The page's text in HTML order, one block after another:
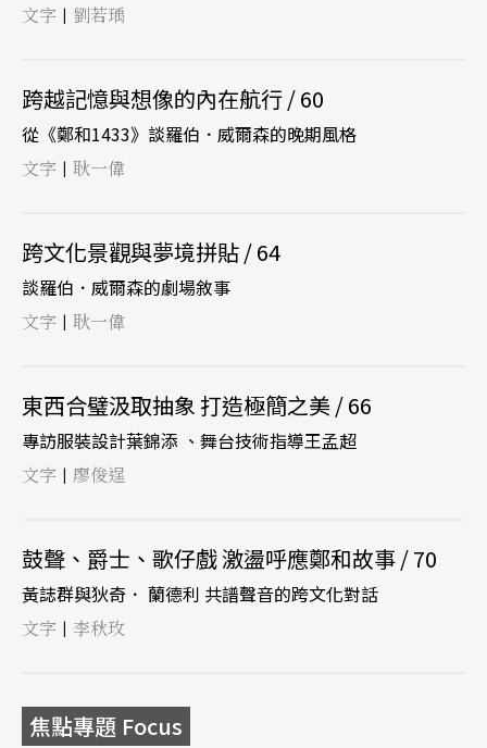
文字 | 劉若瑀
跨越記憶與想像的內在航行 / 60
從《鄭和1433》談羅伯．威爾森的晚期風格
文字 | 耿一偉
跨文化景觀與夢境拼貼 / 64
談羅伯．威爾森的劇場敘事
文字 | 耿一偉
東西合璧汲取抽象 打造極簡之美 / 66
專訪服裝設計葉錦添 、舞台技術指導王孟超
文字 | 廖俊逞
鼓聲、爵士、歌仔戲 激盪呼應鄭和故事 / 70
黃誌群與狄奇． 蘭德利 共譜聲音的跨文化對話
文字 | 李秋玫
焦點專題 Focus